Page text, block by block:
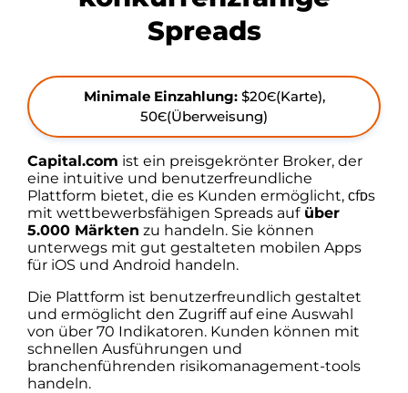
Spreads
Minimale Einzahlung:$20Є(Karte),
50Є(Überweisung)
Capital.com ist ein preisgekrönter Broker, der
eine intuitive und benutzerfreundliche
Plattform bietet, die es Kunden ermöglicht, ᴄfᴅs
mit wettbewerbsfähigen Spreads aufüber
5.000 Märkten zu handeln. Sie können
unterwegs mit gut gestalteten mobilen Apps
für iOS und Android handeln.
Die Plattform ist benutzerfreundlich gestaltet
und ermöglicht den Zugriff auf eine Auswahl
von über 70 Indikatoren. Kunden können mit
schnellen Ausführungen und
branchenführenden risikomanagement-tools
handeln.